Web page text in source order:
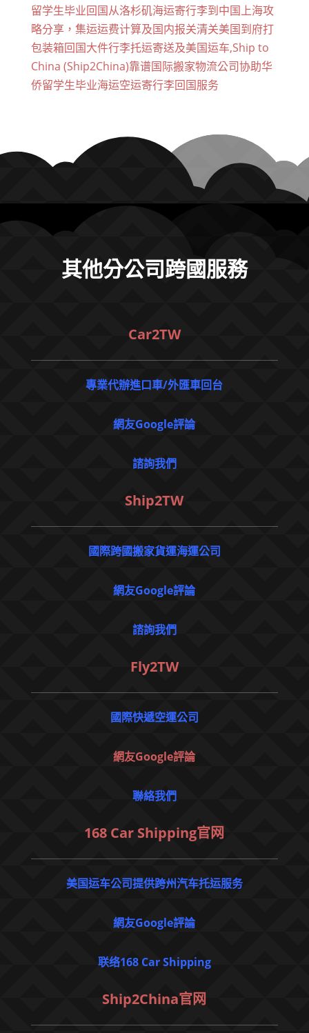
留学生毕业回国从洛杉矶海运寄行李到中国上海攻
略分享，集运运费计算及国内报关清关美国到府打
包装箱回国大件行李托运寄送及美国运车,Ship to
China (Ship2China)靠谱国际搬家物流公司协助华
侨留学生毕业海运空运寄行李回国服务
其他分公司跨國服務
Car2TW
專業代辦進口車/外匯車回台
網友Google評論
諮詢我們
Ship2TW
國際跨國搬家貨運海運公司
網友Google評論
諮詢我們
Fly2TW
國際快遞空運公司
網友Google評論
聯絡我們
168 Car Shipping官网
美国运车公司提供跨州汽车托运服务
網友Google評論
联络168 Car Shipping
Ship2China官网